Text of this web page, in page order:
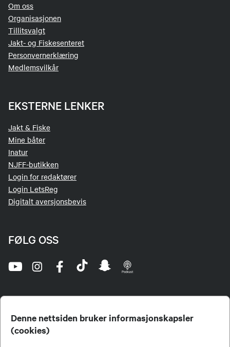
Denne nettsiden bruker informasjonskapsler
(cookies)
Om oss
Organisasjonen
Tillitsvalgt
Jakt- og Fiskesenteret
Personvernerklæring
Medlemsvilkår
EKSTERNE LENKER
Jakt & Fiske
Mine båter
Inatur
NJFF-butikken
Login for redaktører
Login LetsReg
Digitalt aversjonsbevis
FØLG OSS